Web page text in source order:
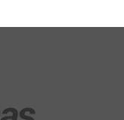
public_html/